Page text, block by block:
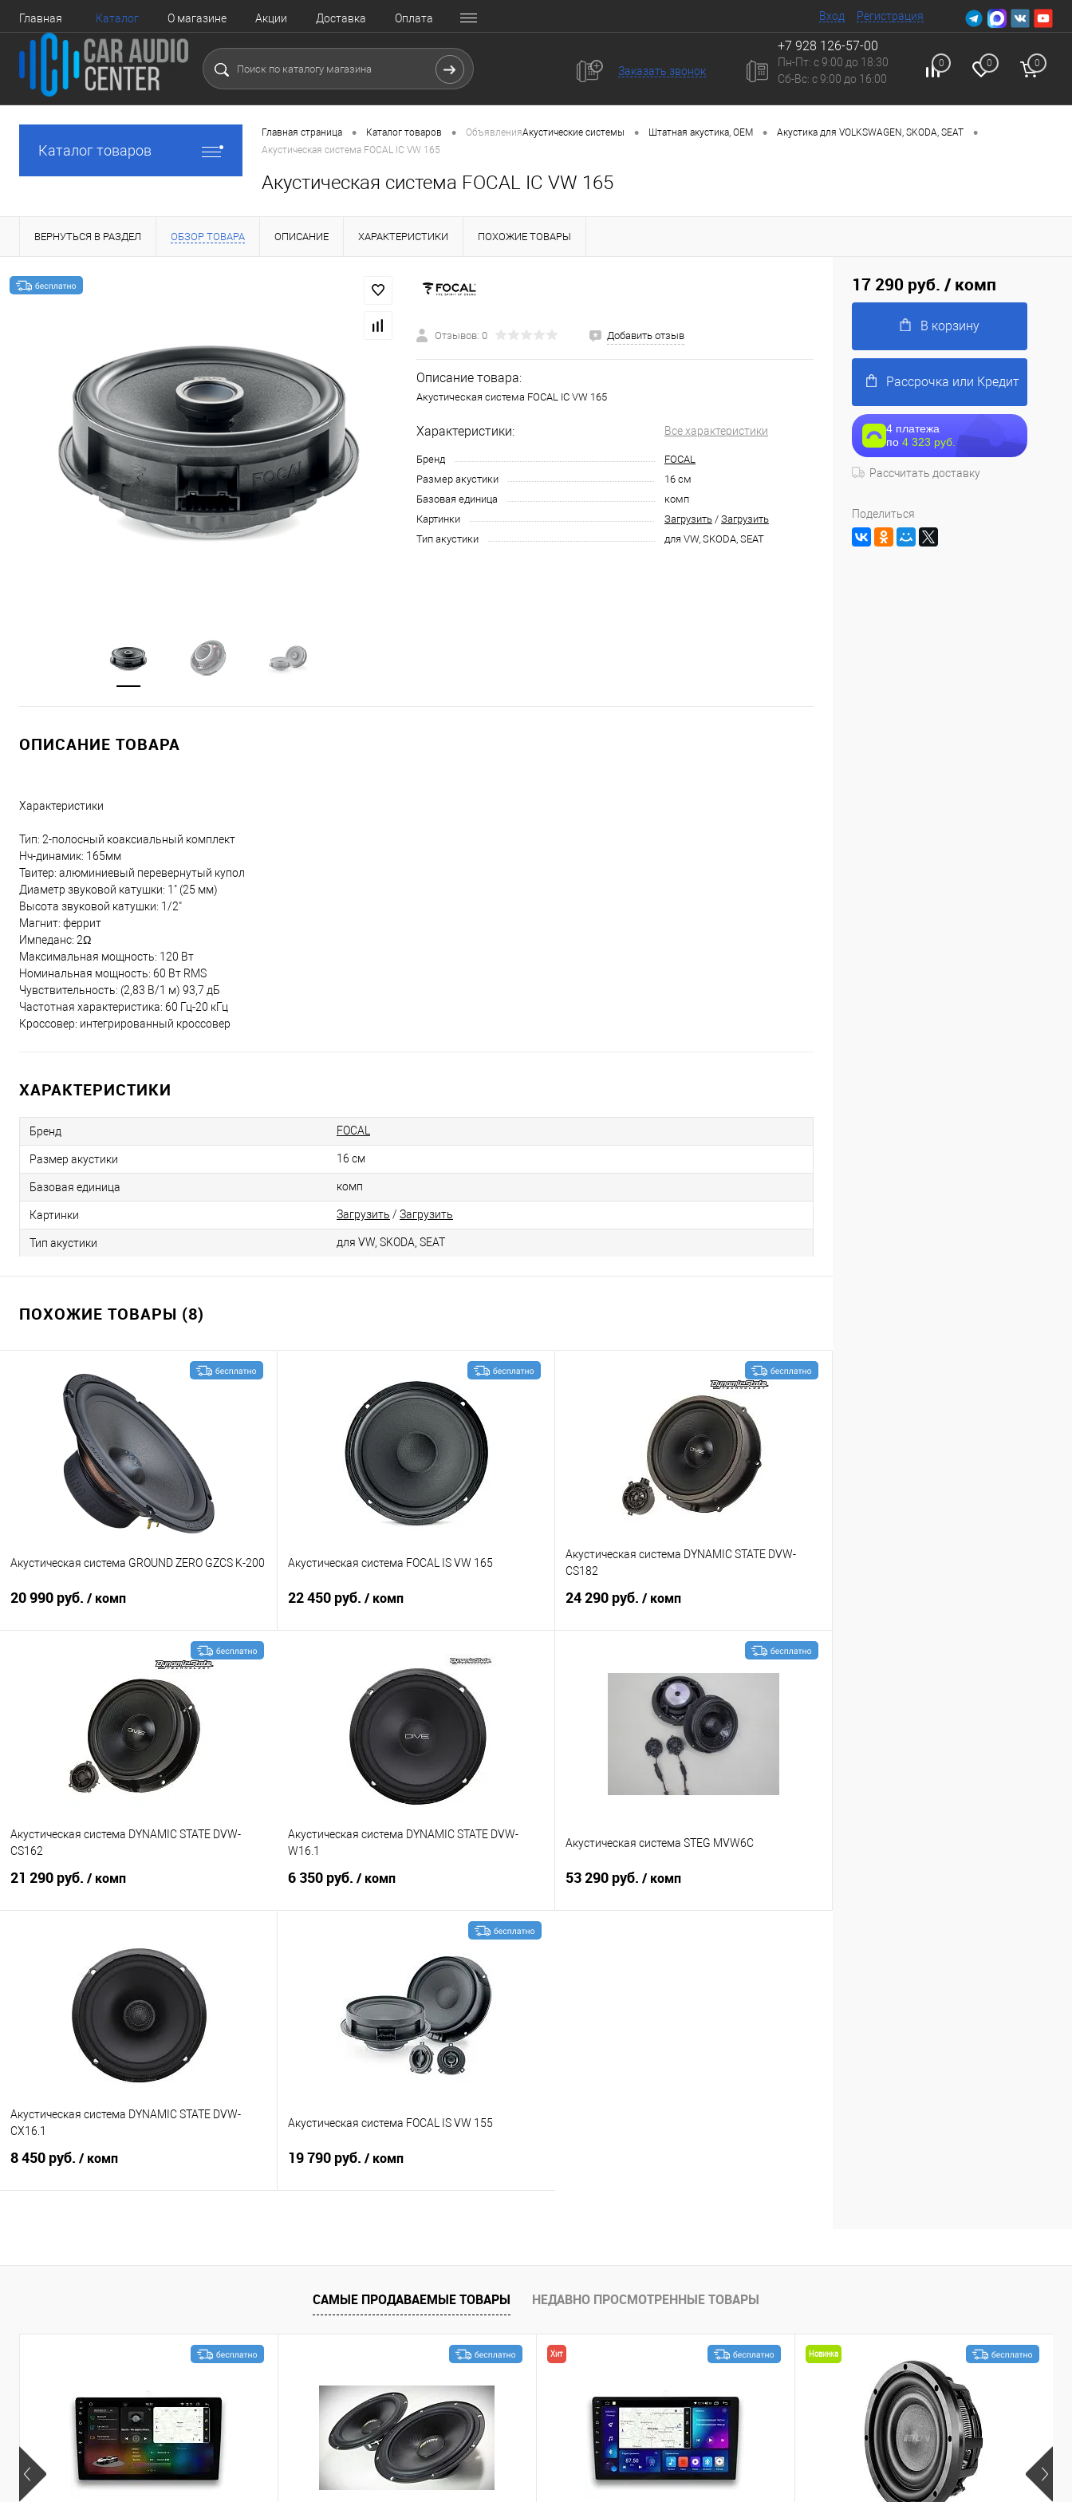
Главная Каталог О магазине Акции Доставка Оплата Вход Регистрация
Заказать звонок
+7 928 126-57-00
Пн-Пт: с 9:00 до 18:30
Сб-Вc: с 9:00 до 16:00
0 0 0
Каталог товаров
Главная страница • Каталог товаров • ОбъявленияАкустические системы • Штатная акустика, ОЕМ • Акустика для VOLKSWAGEN, SKODA, SEAT •
Акустическая система FOCAL IC VW 165
Акустическая система FOCAL IC VW 165
ВЕРНУТЬСЯ В РАЗДЕЛ ОБЗОР ТОВАРА ОПИСАНИЕ ХАРАКТЕРИСТИКИ ПОХОЖИЕ ТОВАРЫ
Отзывов: 0 Добавить отзыв
Описание товара:
Акустическая система FOCAL IC VW 165
Характеристики: Все характеристики
Бренд
FOCAL
Размер акустики
16 см
Базовая единица
комп
Картинки
Загрузить / Загрузить
Тип акустики
для VW, SKODA, SEAT
ОПИСАНИЕ ТОВАРА
Характеристики
Тип: 2-полосный коаксиальный комплект
Нч-динамик: 165мм
Твитер: алюминиевый перевернутый купол
Диаметр звуковой катушки: 1" (25 мм)
Высота звуковой катушки: 1/2"
Магнит: феррит
Импеданс: 2Ω
Максимальная мощность: 120 Вт
Номинальная мощность: 60 Вт RMS
Чувствительность: (2,83 В/1 м) 93,7 дБ
Частотная характеристика: 60 Гц-20 кГц
Кроссовер: интегрированный кроссовер
ХАРАКТЕРИСТИКИ
Бренд FOCAL
Размер акустики 16 см
Базовая единица комп
Картинки Загрузить / Загрузить
Тип акустики для VW, SKODA, SEAT
ПОХОЖИЕ ТОВАРЫ (8)
Акустическая система GROUND ZERO GZCS K-200
20 990 руб. / комп
В корзину
В избранное
Акустическая система FOCAL IS VW 165
22 450 руб. / комп
В корзину
В избранное
Акустическая система DYNAMIC STATE DVW-
CS182
24 290 руб. / комп
В избранное
Акустическая система DYNAMIC STATE DVW-
CS162
21 290 руб. / комп
В избранное
Акустическая система DYNAMIC STATE DVW-
W16.1
6 350 руб. / комп
В избранное
Акустическая система STEG MVW6C
53 290 руб. / комп
Акустическая система DYNAMIC STATE DVW-
CX16.1
8 450 руб. / комп
Сравнение В избранное
Акустическая система FOCAL IS VW 155
19 790 руб. / комп
Сравнение В избранное
17 290 руб. / комп
В корзину
Рассрочка или Кредит
4 платежа
по 4 323 руб.
Рассчитать доставку
Поделиться
САМЫЕ ПРОДАВАЕМЫЕ ТОВАРЫ НЕДАВНО ПРОСМОТРЕННЫЕ ТОВАРЫ
Хит Новинка